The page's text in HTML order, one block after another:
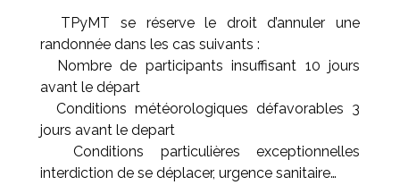
TPyMT se réserve le droit d’annuler une
randonnée dans les cas suivants :
Nombre de participants insuffisant 10 jours
avant le départ
Conditions météorologiques défavorables 3
jours avant le depart
Conditions particulières exceptionnelles
interdiction de se déplacer, urgence sanitaire…